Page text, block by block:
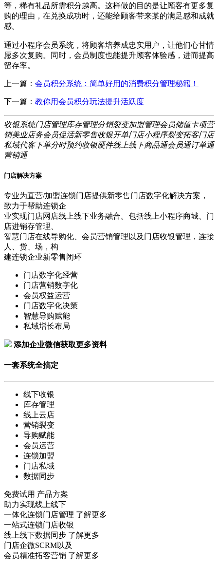
等，稀有礼品所需积分越高。这样做的目的是让顾客有更多复
购的理由，在兑换成功时，还能给顾客带来某的满足感和成就
感。
通过小程序会员系统，将顾客培养成忠实用户，让他们心甘情
愿多次复购。同时，会员制度也能提升顾客体验感，进而提高
留存率。
上一篇： 会员积分系统：简单好用的消费积分管理秘籍！
下一篇： 教你用会员积分玩法提升活跃度
收银系统门店管理库存管理分销裂变加盟管理会员储值卡项营
销美业店务会员促活新零售收银开单门店小程序裂变拓客门店
私域代客下单分时预约收银硬件线上线下商品通会员通订单通
营销通
门店解决方案
专业为直营/加盟连锁门店提供新零售门店数字化解决方案，
致力于帮助连锁企
业实现门店网店线上线下业务融合。包括线上小程序商城、门
店进销存管理、
智慧门店在线导购化、会员营销管理以及门店收银管理，连接
人、货、场，构
建连锁企业新零售闭环
门店数字化经营
门店营销数字化
会员权益运营
门店数字化决策
智慧导购赋能
私域增长布局
添加企业微信获取更多资料
一套系统全搞定
线下收银
库存管理
线上云店
营销裂变
导购赋能
会员运营
连锁加盟
门店私域
数据同步
免费试用 产品方案
助力实现线上线下
一体化连锁门店管理 了解更多
一站式连锁门店收银
线上线下数据同步 了解更多
门店企微SCRM以及
会员精准拓客营销 了解更多